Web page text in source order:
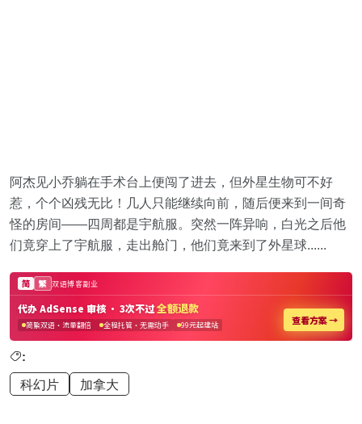
阿杰见小乔躺在手术台上便闯了进去，但外星生物可不好
惹，个个凶残无比！几人只能继续向前，随后便来到一间奇
怪的房间——四周都是宇航服。突然一阵异响，白光之后他
们竟穿上了宇航服，走出舱门，他们竟来到了外星球......
:
科幻片 加拿大